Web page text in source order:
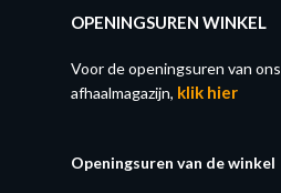
OPENINGSUREN WINKEL
Voor de openingsuren van ons
afhaalmagazijn, klik hier
Openingsuren van de winkel